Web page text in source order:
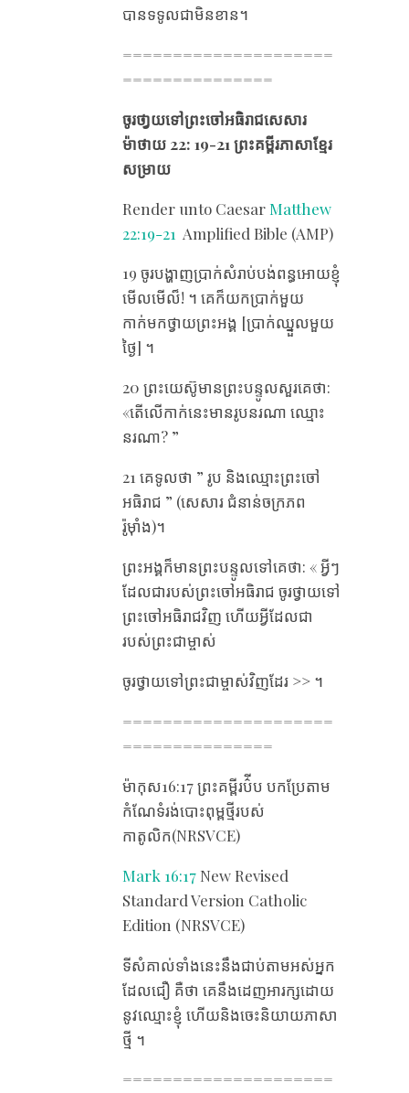
បានទទូលជាមិនខាន។
=====================
===============
ចូរថា្វយទៅព្រះចៅអធិរាជសេសារ
ម៉ាថាយ 22: 19-21 ព្រះគម្ពីរភាសាខ្មែរ
សម្រាយ
Render unto CaesarMatthew
22:19-21 Amplified Bible (AMP)
19 ចូរបង្ហាញប្រាក់សំរាប់បង់ពន្ធអោយខ្ញុំ
មើលមើល៏! ។ គេក៏យកប្រាក់មួយ
កាក់មកថ្វាយព្រះអង្គ [ប្រាក់ឈ្នួលមួយ
ថ្ងៃ] ។
20 ព្រះយេស៊ូមានព្រះបន្ទូលសួរគេថា:
«តើលើកាក់នេះមានរូបនរណា ឈ្មោះ
នរណា? ”
21 គេទូលថា ” រូប និងឈ្មោះព្រះចៅ
អធិរាជ ” (សេសារ ជំនាន់ចក្រភព
រ៉ូម៉ាំង)។
ព្រះអង្គក៏មានព្រះបន្ទូលទៅគេថា: « អ្វីៗ
ដែលជារបស់ព្រះចៅអធិរាជ ចូរថ្វាយទៅ
ព្រះចៅអធិរាជវិញ ហើយអ្វីដែលជា
របស់ព្រះជាម្ចាស់
ចូរថ្វាយទៅព្រះជាម្ចាស់វិញដែរ >> ។
=====================
===============
ម៉ាកុស16:17 ព្រះគម្ពីរប៌ីប បកប្រែតាម
កំណែ​ទំរង់បោះពុម្ពថ្មីរបស់
កាតូលិក(NRSVCE)
Mark 16:17 New Revised
Standard Version Catholic
Edition (NRSVCE)
ទី​សំគាល់​ទាំង​នេះ​នឹង​ជាប់​តាម​អស់​អ្នក​
ដែល​ជឿ គឺ​ថា គេ​នឹង​ដេញ​អារក្ស​ដោយ​
នូវ​ឈ្មោះ​ខ្ញុំ ហើយ​និង​ចេះ​និយាយ​ភាសា​
ថ្មី ។
=====================